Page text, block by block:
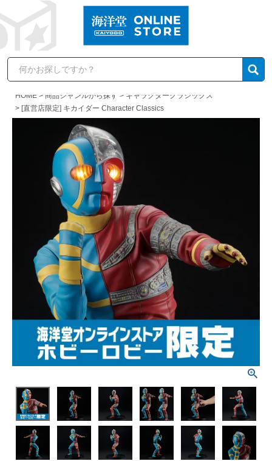
HOME 商品ジャンルから探す
キャラクタークラシックス
[直営店限定] キカイダー Character Classics